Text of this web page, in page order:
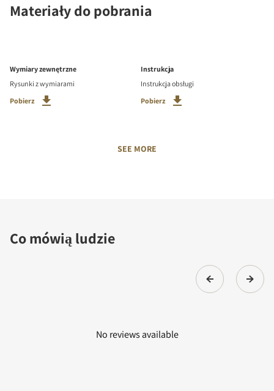
Materiały do pobrania
Wymiary zewnętrzne
Rysunki z wymiarami
Pobierz
Instrukcja
Instrukcja obsługi
Pobierz
SEE MORE
Co mówią ludzie
No reviews available